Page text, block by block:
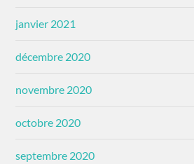
janvier 2021
décembre 2020
novembre 2020
octobre 2020
septembre 2020